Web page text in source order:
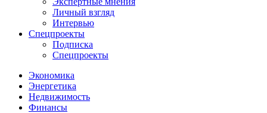
Личный взгляд
Интервью
Спецпроекты
Подписка
Спецпроекты
Экономика
Энергетика
Недвижимость
Финансы